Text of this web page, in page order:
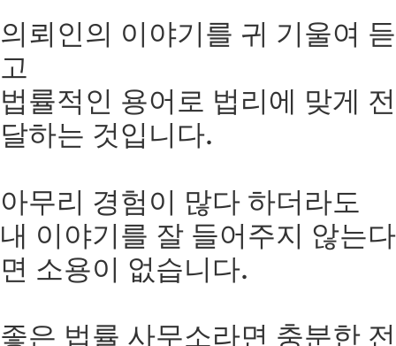
의뢰인의 이야기를 귀 기울여 듣
고
법률적인 용어로 법리에 맞게 전
달하는 것입니다.
아무리 경험이 많다 하더라도
내 이야기를 잘 들어주지 않는다
면 소용이 없습니다.
좋은 법률 사무소라면 충분한 전